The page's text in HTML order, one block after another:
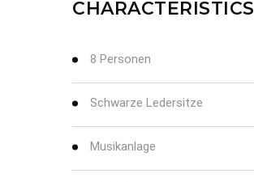
CHARACTERISTICS
8 Personen
Schwarze Ledersitze
Musikanlage